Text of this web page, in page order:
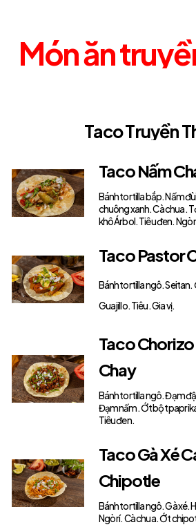
Mónăn
TacoTruyềnT
Taco Nấm
Bánh tortilla bắp. Nấm
chuông xanh. Cà chua.
khô Árbol. Tiêu đen. Ngò
Taco Pastor
Bánh tortilla ngô. Seitan.
Guajillo. Tiêu. Gia vị.
Taco Chorizo
Chay
Bánh tortilla ngô. Đạm
Đạm nấm. Ớt bột
Tiêu đen.
Taco Gà Xé
Chipotle
Bánh tortilla ngô. Gà xé.
Ngò rí. Cà chua. Ớt